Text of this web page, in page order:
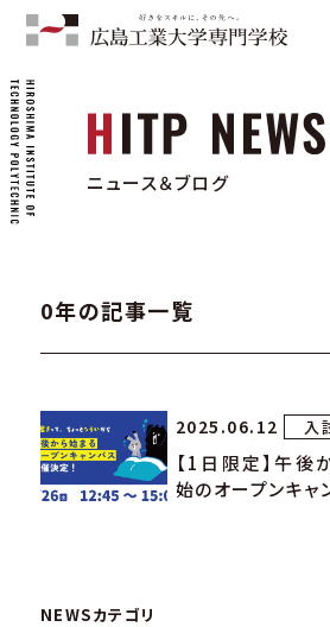
ニュース＆ブログ
0年の記事一覧
2025.06.12 入
【1日限定】午
始のオープンキャ
NEWSカテゴリ